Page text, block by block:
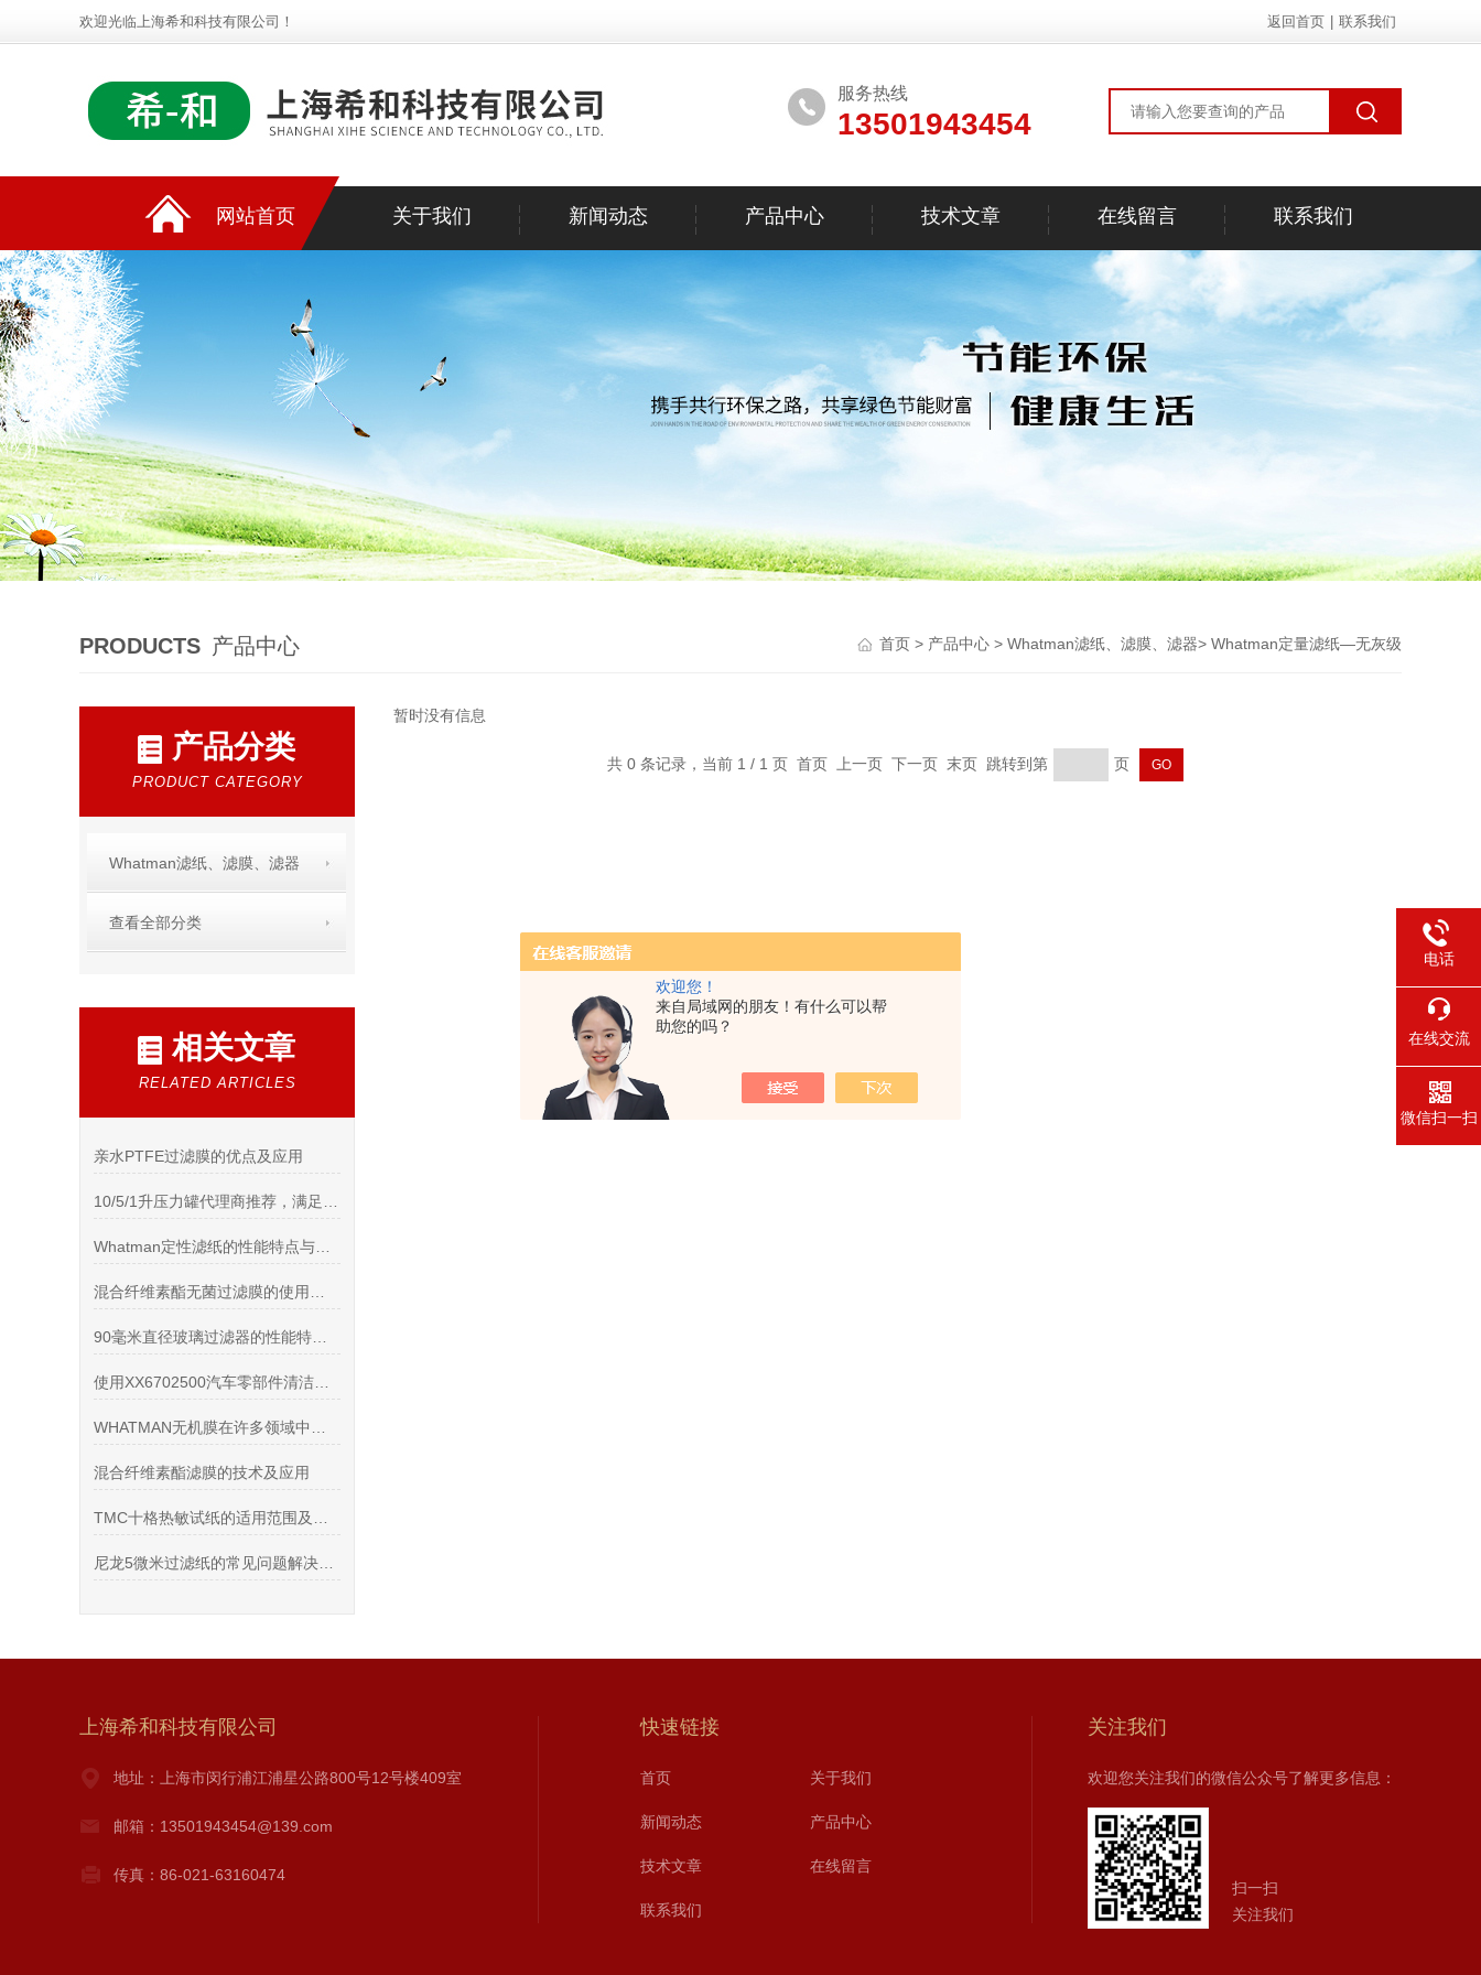
欢迎您！
来自局域网的朋友！有什么可以帮
助您的吗？
欢迎光临上海希和科技有限公司！ 返回首页 联系我们
服务热线
13501943454
网站首页 关于我们 新闻动态 产品中心 技术文章 在线留言 联系我们
PRODUCTS 产品中心 首页 > 产品中心 > Whatman滤纸、滤膜、滤器> Whatman定量滤纸—无灰级
产品分类
PRODUCT CATEGORY
Whatman滤纸、滤膜、滤器
查看全部分类
相关文章
RELATED ARTICLES
亲水PTFE过滤膜的优点及应用
混合纤维素酯滤膜的技术及应用
暂时没有信息
共 0 条记录，当前 1 / 1 页 首页 上一页 下一页 末页 跳转到第 页
上海希和科技有限公司
地址：上海市闵行浦江浦星公路800号12号楼409室
邮箱：13501943454@139.com
传真：86-021-63160474
快速链接
首页 关于我们
新闻动态 产品中心
技术文章 在线留言
联系我们
关注我们
欢迎您关注我们的微信公众号了解更多信息：
扫一扫
关注我们
电话
在线交流
微信扫一扫